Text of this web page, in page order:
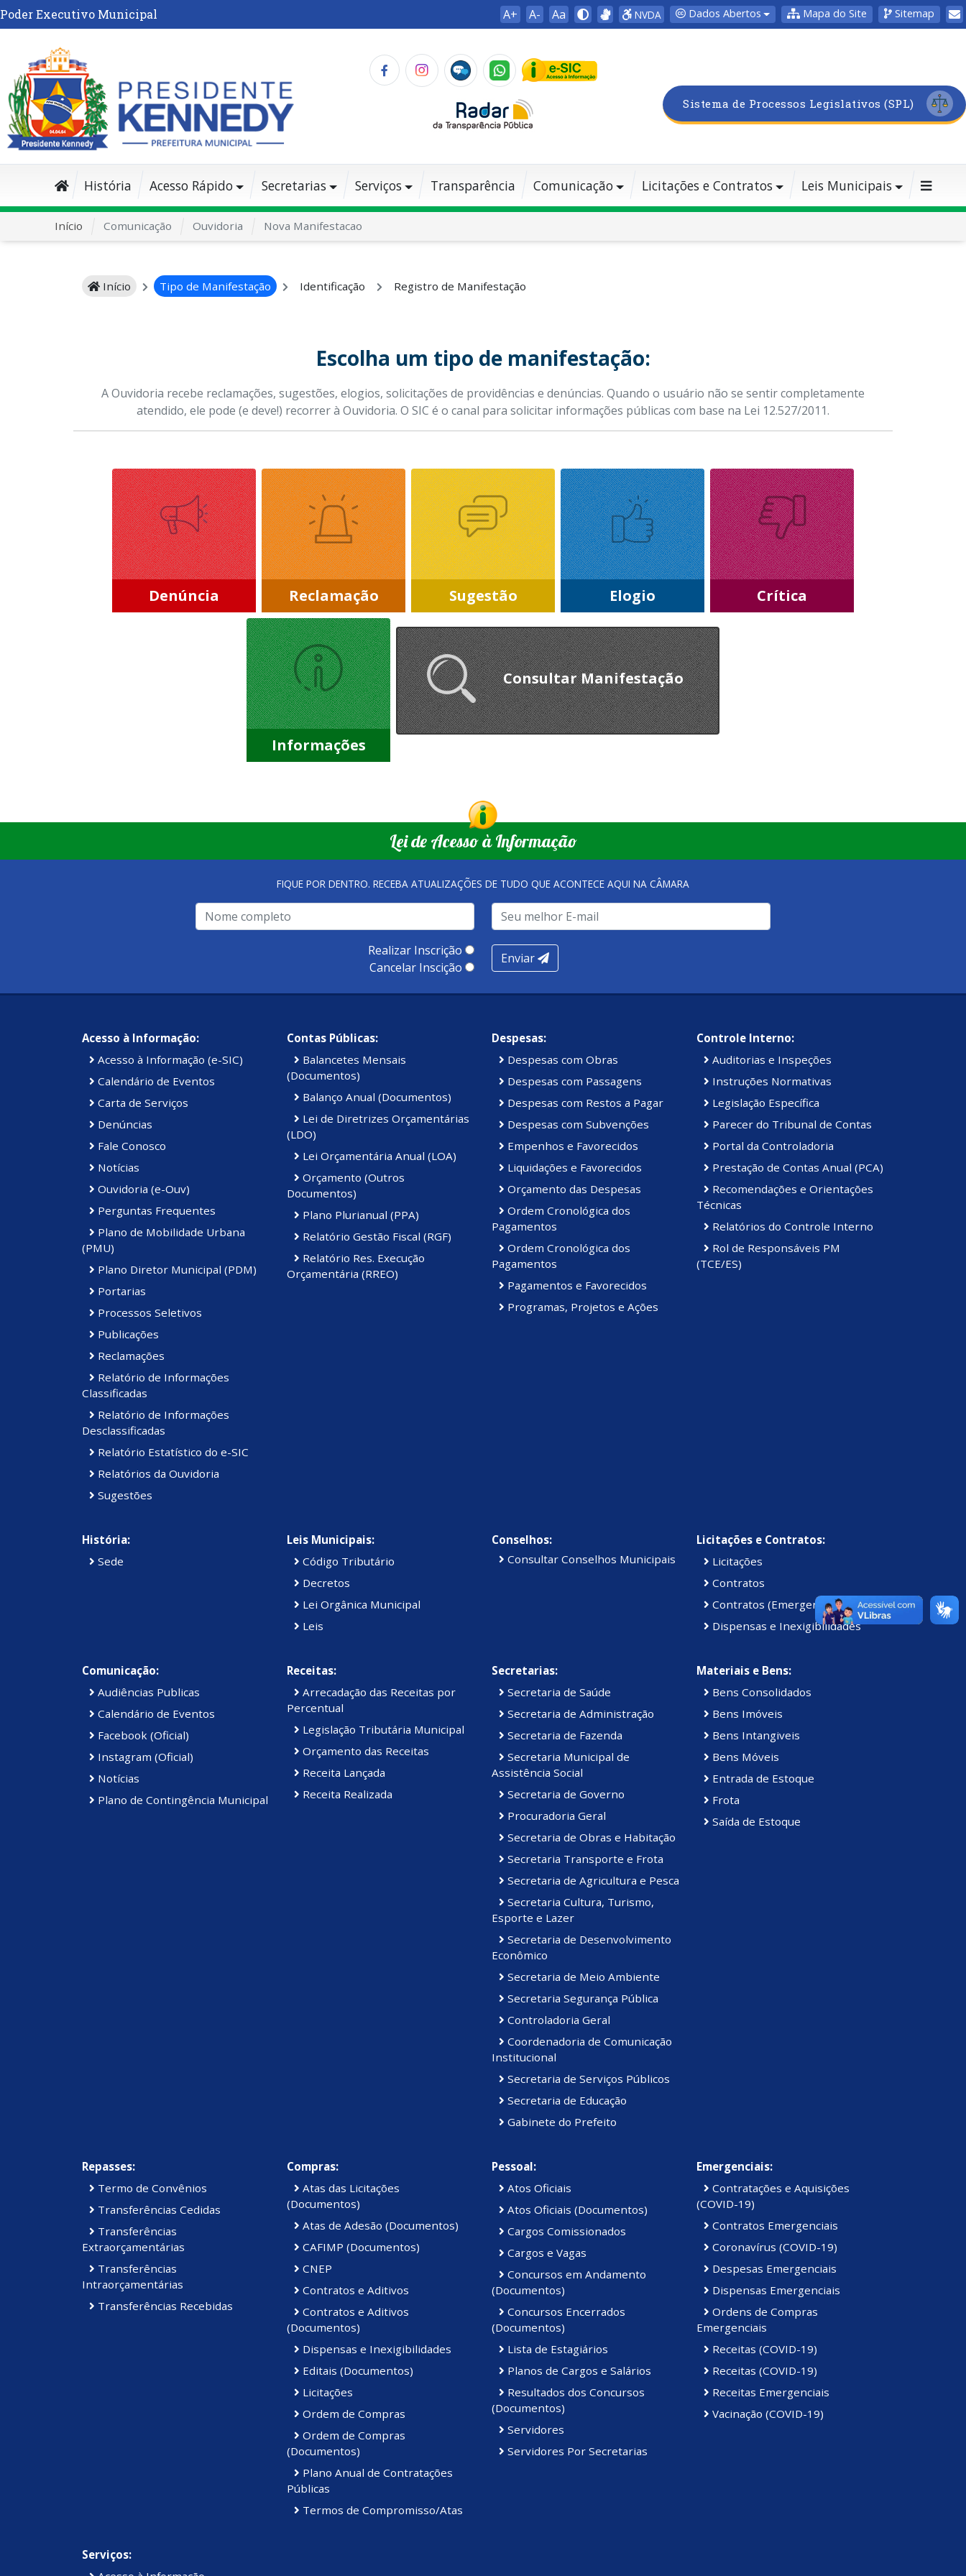
Poder Executivo Municipal A+ A- Aa NVDA Dados Abertos Mapa do Site Sitemap
Sistema de Processos Legislativos (SPL)
História Acesso Rápido Secretarias Serviços Transparência Comunicação Licitações e Contratos Leis Municipais
Início Comunicação Ouvidoria Nova Manifestacao
Início Tipo de Manifestação Identificação Registro de Manifestação
Escolha um tipo de manifestação:
A Ouvidoria recebe reclamações, sugestões, elogios, solicitações de providências e denúncias. Quando o usuário não se sentir completamente
atendido, ele pode (e deve!) recorrer à Ouvidoria. O SIC é o canal para solicitar informações públicas com base na Lei 12.527/2011.
Denúncia Reclamação Sugestão Elogio Crítica
Informações
Consultar Manifestação
Lei de Acesso à Informação
FIQUE POR DENTRO. RECEBA ATUALIZAÇÕES DE TUDO QUE ACONTECE AQUI NA CÂMARA
Realizar Inscrição
Cancelar Inscição
Enviar
Acesso à Informação:
Acesso à Informação (e-SIC)
Calendário de Eventos
Carta de Serviços
Denúncias
Fale Conosco
Notícias
Ouvidoria (e-Ouv)
Perguntas Frequentes
Plano de Mobilidade Urbana
(PMU)
Plano Diretor Municipal (PDM)
Portarias
Processos Seletivos
Publicações
Reclamações
Relatório de Informações
Classificadas
Relatório de Informações
Desclassificadas
Relatório Estatístico do e-SIC
Relatórios da Ouvidoria
Sugestões
Contas Públicas:
Balancetes Mensais
(Documentos)
Balanço Anual (Documentos)
Lei de Diretrizes Orçamentárias
(LDO)
Lei Orçamentária Anual (LOA)
Orçamento (Outros
Documentos)
Plano Plurianual (PPA)
Relatório Gestão Fiscal (RGF)
Relatório Res. Execução
Orçamentária (RREO)
Despesas:
Despesas com Obras
Despesas com Passagens
Despesas com Restos a Pagar
Despesas com Subvenções
Empenhos e Favorecidos
Liquidações e Favorecidos
Orçamento das Despesas
Ordem Cronológica dos
Pagamentos
Ordem Cronológica dos
Pagamentos
Pagamentos e Favorecidos
Programas, Projetos e Ações
Controle Interno:
Auditorias e Inspeções
Instruções Normativas
Legislação Específica
Parecer do Tribunal de Contas
Portal da Controladoria
Prestação de Contas Anual (PCA)
Recomendações e Orientações
Técnicas
Relatórios do Controle Interno
Rol de Responsáveis PM
(TCE/ES)
História:
Sede
Leis Municipais:
Código Tributário
Decretos
Lei Orgânica Municipal
Leis
Conselhos:
Consultar Conselhos Municipais
Licitações e Contratos:
Licitações
Contratos
Contratos (Emergenciais)
Dispensas e Inexigibilidades
Comunicação:
Audiências Publicas
Calendário de Eventos
Facebook (Oficial)
Instagram (Oficial)
Notícias
Plano de Contingência Municipal
Receitas:
Arrecadação das Receitas por
Percentual
Legislação Tributária Municipal
Orçamento das Receitas
Receita Lançada
Receita Realizada
Secretarias:
Secretaria de Saúde
Secretaria de Administração
Secretaria de Fazenda
Secretaria Municipal de
Assistência Social
Secretaria de Governo
Procuradoria Geral
Secretaria de Obras e Habitação
Secretaria Transporte e Frota
Secretaria de Agricultura e Pesca
Secretaria Cultura, Turismo,
Esporte e Lazer
Secretaria de Desenvolvimento
Econômico
Secretaria de Meio Ambiente
Secretaria Segurança Pública
Controladoria Geral
Coordenadoria de Comunicação
Institucional
Secretaria de Serviços Públicos
Secretaria de Educação
Gabinete do Prefeito
Materiais e Bens:
Bens Consolidados
Bens Imóveis
Bens Intangiveis
Bens Móveis
Entrada de Estoque
Frota
Saída de Estoque
Repasses:
Termo de Convênios
Transferências Cedidas
Transferências
Extraorçamentárias
Transferências
Intraorçamentárias
Transferências Recebidas
Compras:
Atas das Licitações
(Documentos)
Atas de Adesão (Documentos)
CAFIMP (Documentos)
CNEP
Contratos e Aditivos
Contratos e Aditivos
(Documentos)
Dispensas e Inexigibilidades
Editais (Documentos)
Licitações
Ordem de Compras
Ordem de Compras
(Documentos)
Plano Anual de Contratações
Públicas
Termos de Compromisso/Atas
Pessoal:
Atos Oficiais
Atos Oficiais (Documentos)
Cargos Comissionados
Cargos e Vagas
Concursos em Andamento
(Documentos)
Concursos Encerrados
(Documentos)
Lista de Estagiários
Planos de Cargos e Salários
Resultados dos Concursos
(Documentos)
Servidores
Servidores Por Secretarias
Emergenciais:
Contratações e Aquisições
(COVID-19)
Contratos Emergenciais
Coronavírus (COVID-19)
Despesas Emergenciais
Dispensas Emergenciais
Ordens de Compras
Emergenciais
Receitas (COVID-19)
Receitas (COVID-19)
Receitas Emergenciais
Vacinação (COVID-19)
Serviços: